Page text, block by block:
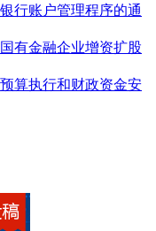
行账户管理程序的通
有金融企业增资扩股
算执行和财政资金安